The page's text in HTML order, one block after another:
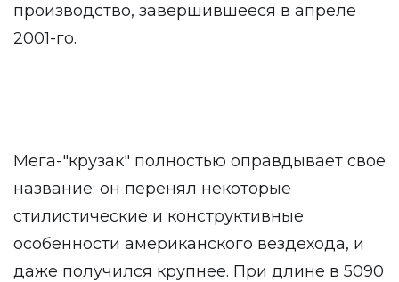
производство, завершившееся в апреле
2001-го.
Мега-"крузак" полностью оправдывает свое
название: он перенял некоторые
стилистические и конструктивные
особенности американского вездехода, и
даже получился крупнее. При длине в 5090